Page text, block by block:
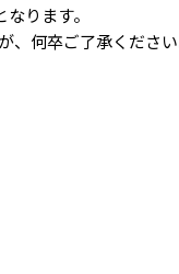
ります。
、何卒ご了承ください